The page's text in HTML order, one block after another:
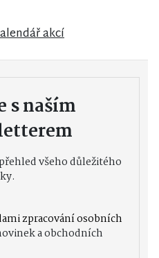
akcí
s naším
všeho důležitého
zpracování osobních
a obchodních